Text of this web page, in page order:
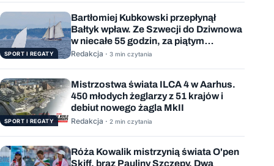
SPORT I REGATY
Bartłomiej Kubkowski przepłynął
Bałtyk wpław. Ze Szwecji do Dziwnowa
w niecałe 55 godzin, za piątym
podejściem
Redakcja · 3 min czytania
SPORT I REGATY
Mistrzostwa świata ILCA 4 w Aarhus.
450 młodych żeglarzy z 51 krajów i
debiut nowego żagla MkII
Redakcja · 2 min czytania
Róża Kowalik mistrzynią świata O'pen
Skiff, brąz Pauliny Szczepy. Dwa